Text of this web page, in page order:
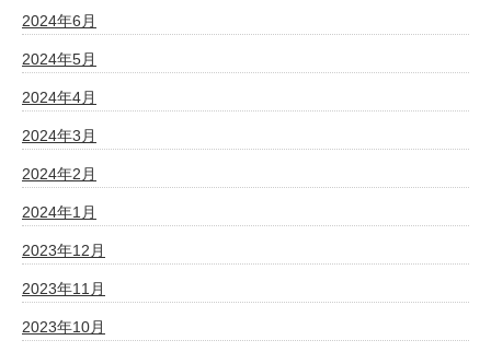
2024年6月
2024年5月
2024年4月
2024年3月
2024年2月
2024年1月
2023年12月
2023年11月
2023年10月